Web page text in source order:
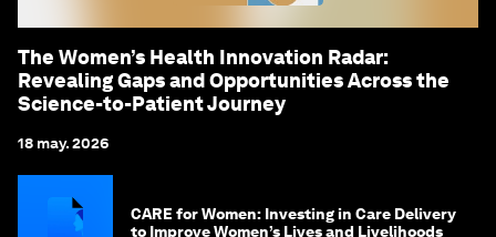
The Women’s Health Innovation Radar:
Revealing Gaps and Opportunities Across the
Science-to-Patient Journey
18 may. 2026
CARE for Women: Investing in Care Delivery
to Improve Women’s Lives and Livelihoods